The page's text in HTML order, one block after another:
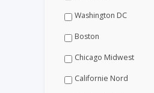
Washington DC
Boston
Chicago Midwest
Californie Nord